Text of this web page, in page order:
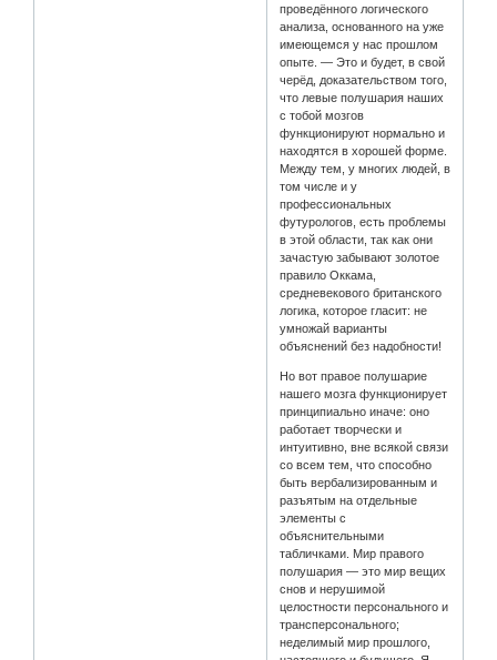
проведённого логического
анализа, основанного на уже
имеющемся у нас прошлом
опыте. — Это и будет, в свой
черёд, доказательством того,
что левые полушария наших
с тобой мозгов
функционируют нормально и
находятся в хорошей форме.
Между тем, у многих людей, в
том числе и у
профессиональных
футурологов, есть проблемы
в этой области, так как они
зачастую забывают золотое
правило Оккама,
средневекового британского
логика, которое гласит: не
умножай варианты
объяснений без надобности!
Но вот правое полушарие
нашего мозга функционирует
принципиально иначе: оно
работает творчески и
интуитивно, вне всякой связи
со всем тем, что способно
быть вербализированным и
разъятым на отдельные
элементы с
объяснительными
табличками. Мир правого
полушария — это мир вещих
снов и нерушимой
целостности персонального и
трансперсонального;
неделимый мир прошлого,